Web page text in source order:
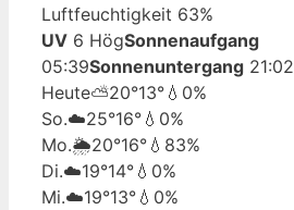
Luftfeuchtigkeit 63%
UV 6 HögSonnenaufgang
05:39Sonnenuntergang 21:02
Heute⛅20°13° 💧0%
So.☁️25°16° 💧0%
Mo.🌦️20°16° 💧83%
Di.☁️19°14° 💧0%
Mi.☁️19°13° 💧0%